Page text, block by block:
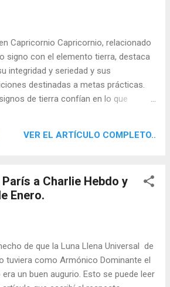
Capricornio Capricornio, relacionado
signo con el elemento tierra, destaca
integridad y seriedad y sus
destinadas a metas prácticas.
de tierra confían en lo que
disciplinados y fiables, y
VER EL ARTÍCULO COMPLETO..
a Charlie Hebdo y
Enero.
de que la Luna Llena Universal de
tuviera como Armónico Dominante el
era un buen augurio. Esto se puede leer